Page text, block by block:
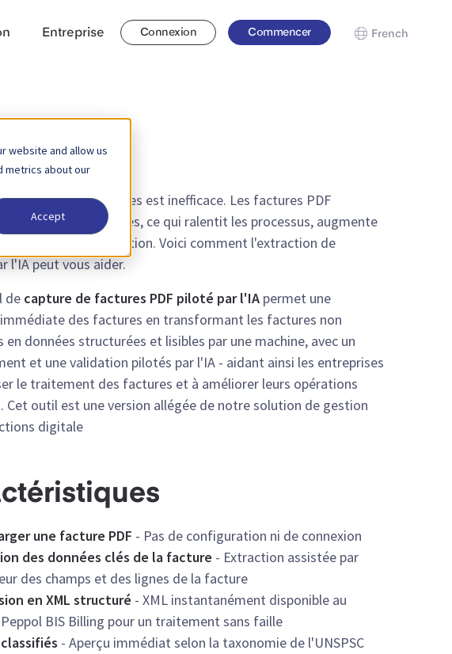
website and allow us
metrics about our
Accept
Entreprise Connexion Commencer French
manuel des factures est inefficace. Les factures PDF
de données structurées, ce qui ralentit les processus, augmente
et limite l'automatisation. Voici comment l'extraction de
l'IA peut vous aider.
de capture de factures PDF piloté par l'IA permet une
des factures en transformant les factures non
en données structurées et lisibles par une machine, avec un
et une validation pilotés par l'IA - aidant ainsi les entreprises
le traitement des factures et à améliorer leurs opérations
Cet outil est une version allégée de notre solution de gestion
digitale
une facture PDF - Pas de configuration ni de connexion
des données clés de la facture - Extraction assistée par
des champs et des lignes de la facture
en XML structuré - XML instantanément disponible au
BIS Billing pour un traitement sans faille
- Aperçu immédiat selon la taxonomie de l'UNSPSC